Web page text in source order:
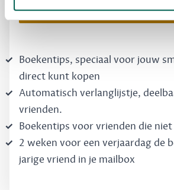
Schrijf nu gratis
Boekentips, speciaal voor jouw
direct kunt kopen
Automatisch verlanglijstje,
vrienden.
Boekentips voor vrienden die niet
2 weken voor een verjaardag de
jarige vriend in je mailbox